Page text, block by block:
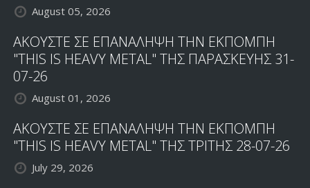
August 05, 2026
ΑΚΟΥΣΤΕ ΣΕ ΕΠΑΝΑΛΗΨΗ ΤΗΝ ΕΚΠΟΜΠΗ
"THIS IS HEAVY METAL" ΤΗΣ ΠΑΡΑΣΚΕΥΗΣ 31-
07-26
August 01, 2026
ΑΚΟΥΣΤΕ ΣΕ ΕΠΑΝΑΛΗΨΗ ΤΗΝ ΕΚΠΟΜΠΗ
"THIS IS HEAVY METAL" ΤΗΣ ΤΡΙΤΗΣ 28-07-26
July 29, 2026